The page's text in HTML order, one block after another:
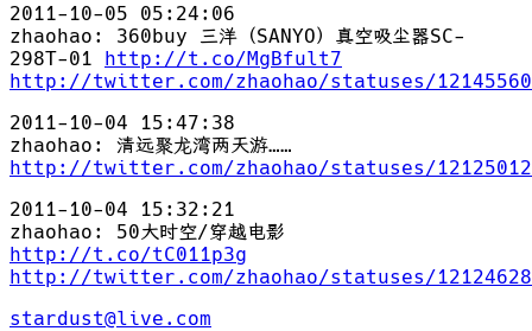
2011-10-05 05:24:06
zhaohao: 360buy 三洋（SANYO）真空吸尘器SC-
298T-01 http://t.co/MgBfult7
http://twitter.com/zhaohao/statuses/
2011-10-04 15:47:38
zhaohao: 清远聚龙湾两天游……
http://twitter.com/zhaohao/statuses/
2011-10-04 15:32:21
zhaohao: 50大时空/穿越电影
http://t.co/tC011p3g
http://twitter.com/zhaohao/statuses/
stardust@live.com